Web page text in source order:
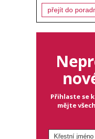
přejít do
Přihlaste se
mějte